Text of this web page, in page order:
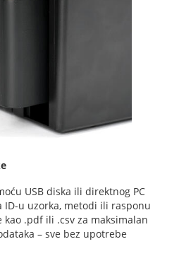
USB diska ili direktnog PC
ID-u uzorka, metodi ili rasponu
.pdf ili .csv za maksimalan
– sve bez upotrebe